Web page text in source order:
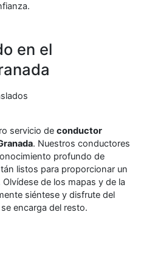
en el
servicio de conductor
. Nuestros conductores
profundo de
listos para proporcionar un
de los mapas y de la
siéntese y disfrute del
encarga del resto.